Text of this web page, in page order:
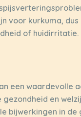
voor kurkuma,
of huidirritatie.
een waardevolle
en
bijwerkingen in